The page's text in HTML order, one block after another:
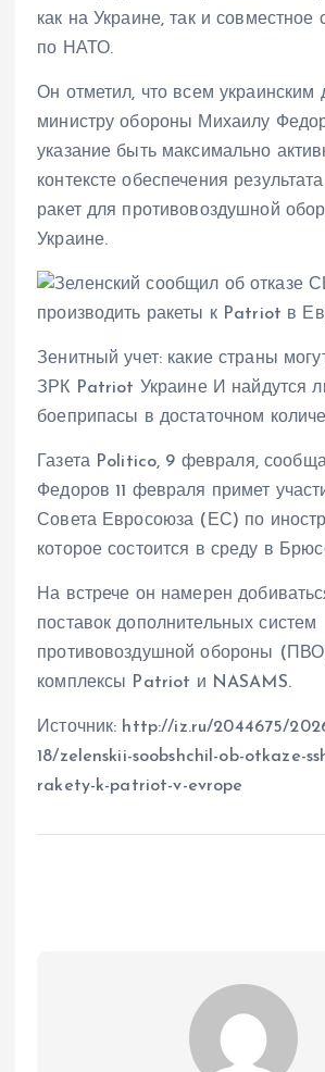
как на Украине, так и совместное
по НАТО.
Он отметил, что всем украинским
министру обороны Михаилу
указание быть максимально
контексте обеспечения
ракет для противовоздушной
Украине.
Зенитный учет: какие страны
ЗРК Patriot Украине И найдутся
боеприпасы в достаточном
Газета Politico, 9 февраля,
Федоров 11 февраля примет
Совета Евросоюза (ЕС) по
которое состоится в среду в
На встрече он намерен
поставок дополнительных систем
противовоздушной обороны
комплексы Patriot и NASAMS.
Источник: http://iz.ru/2044675/
18/zelenskii-soobshchil-ob-otkaze-
rakety-k-patriot-v-evrope